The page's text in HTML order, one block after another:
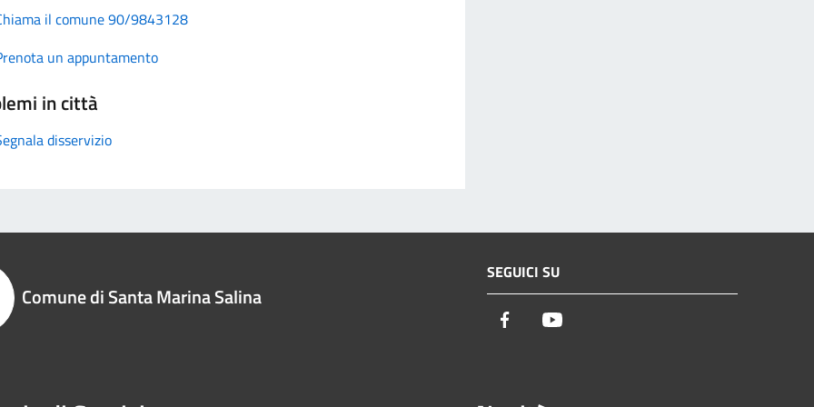
il comune 90/9843128
un appuntamento
in città
disservizio
Comune di Santa Marina Salina
SEGUICI SU
Facebook